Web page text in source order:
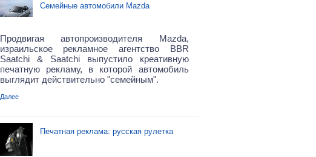
Семейные автомобили Mazda
Продвигая автопроизводителя Mazda,
израильское рекламное агентство BBR
Saatchi & Saatchi выпустило креативную
печатную рекламу, в которой автомобиль
выглядит действительно "семейным".
Далее
Печатная реклама: русская рулетка